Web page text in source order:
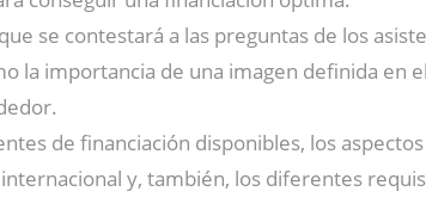
se contestará a las preguntas de los
la importancia de una imagen definida en
de financiación disponibles, los
y, también, los diferentes